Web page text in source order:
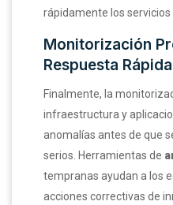
rápidamente los
Monitorización
Respuesta Rápida
Finalmente, la
infraestructura y
anomalías antes de que
serios. Herramientas de
tempranas ayudan a los
acciones correctivas de